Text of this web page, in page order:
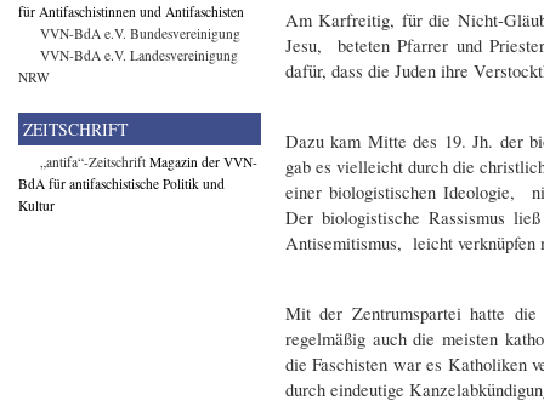
Am Karfreitig, für die Nicht-
Jesu, beteten Pfarrer und
dafür, dass die Juden ihre
Dazu kam Mitte des 19. Jh. der
gab es vielleicht durch die
einer biologistischen Ideologie,
Der biologistische Rassismus
Antisemitismus, leicht verknüpfen
Mit der Zentrumspartei hatte
regelmäßig auch die meisten
die Faschisten war es Katholiken
durch eindeutige
für Antifaschistinnen und Antifaschisten
VVN-BdA e.V. Bundesvereinigung
VVN-BdA e.V. Landesvereinigung
NRW
ZEITSCHRIFT
„antifa“-Zeitschrift Magazin der VVN-
BdA für antifaschistische Politik und
Kultur